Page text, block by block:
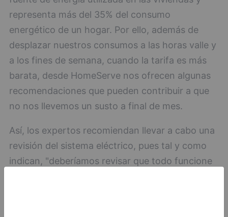
representa más del 35% del consumo
energético de un hogar. Por ello, además de
desplazar nuestros consumos a las horas valle y
a los fines de semana, cuando la tarifa es más
barata, desde HomeServe nos ofrecen algunas
recomendaciones que pueden contribuir a que
no nos llevemos un susto a final de mes.
Así, los expertos recomiendan llevar a cabo una
revisión del sistema eléctrico, pues tal y como
indican, "deberíamos revisar que todo funcione